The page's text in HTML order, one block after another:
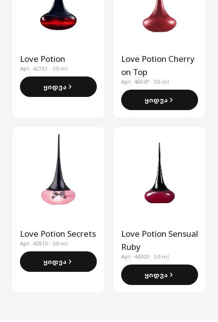
Love Potion
Арт. 42751 · 50 ml
ყიდვა
Love Potion Cherry
on Top
Арт. 46047 · 50 ml
ყიდვა
Love Potion Secrets
Арт. 42815 · 50 ml
ყიდვა
Love Potion Sensual
Ruby
Арт. 44300 · 50 ml
ყიდვა